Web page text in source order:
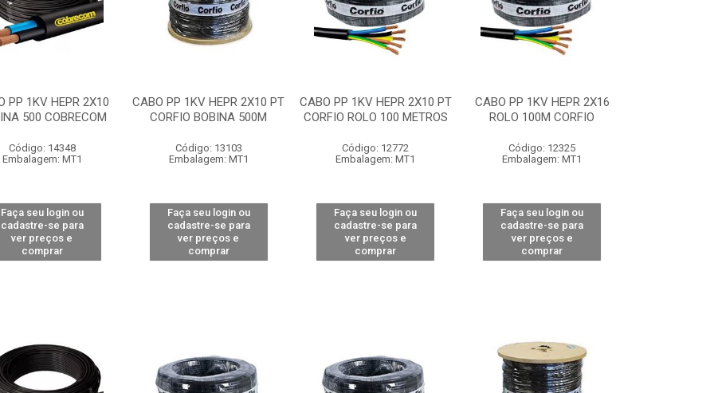
PP 1KV HEPR 2X10
500 COBRECOM
Código: 14348
Embalagem: MT1
Faça seu login ou
cadastre-se para
ver preços e
comprar
CABO PP 1KV HEPR 2X10 PT
CORFIO BOBINA 500M
Código: 13103
Embalagem: MT1
Faça seu login ou
cadastre-se para
ver preços e
comprar
CABO PP 1KV HEPR 2X10 PT
CORFIO ROLO 100 METROS
Código: 12772
Embalagem: MT1
Faça seu login ou
cadastre-se para
ver preços e
comprar
CABO PP 1KV HEPR 2X16
ROLO 100M CORFIO
Código: 12325
Embalagem: MT1
Faça seu login ou
cadastre-se para
ver preços e
comprar